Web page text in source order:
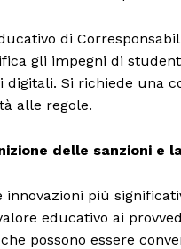
di
gli impegni di
digitali. Si richiede una
alle regole.
delle sanzioni e
innovazioni più
educativo ai
possono essere